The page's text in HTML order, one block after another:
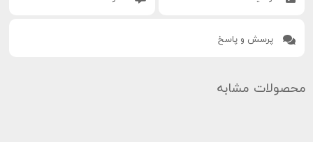
پرسش و پاسخ
محصولات مشابه